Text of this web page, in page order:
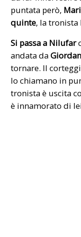
puntata però,
quinte, la tronista
Si passa a Nilufar
andata da
tornare. Il
lo chiamano in
tronista è uscita
è innamorato di